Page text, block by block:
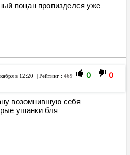
поцан пропизделся уже
в 12:20 | Рейтинг : 469 0 0
возомнившую себя
ушанки бля